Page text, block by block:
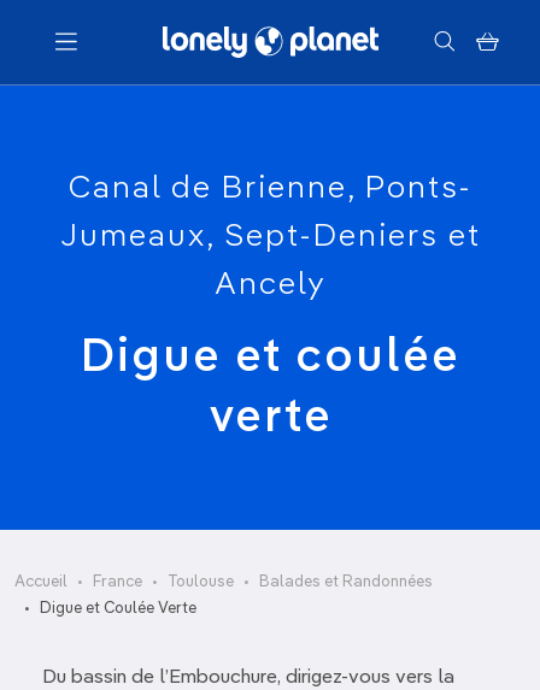
Menu
Votre recherche
Canal de Brienne, Ponts-
Jumeaux, Sept-Deniers et
Ancely
Digue et coulée
verte
Accueil France Toulouse
Balades et Randonnées
Digue et Coulée Verte
Du bassin de l’Embouchure, dirigez-vous vers la